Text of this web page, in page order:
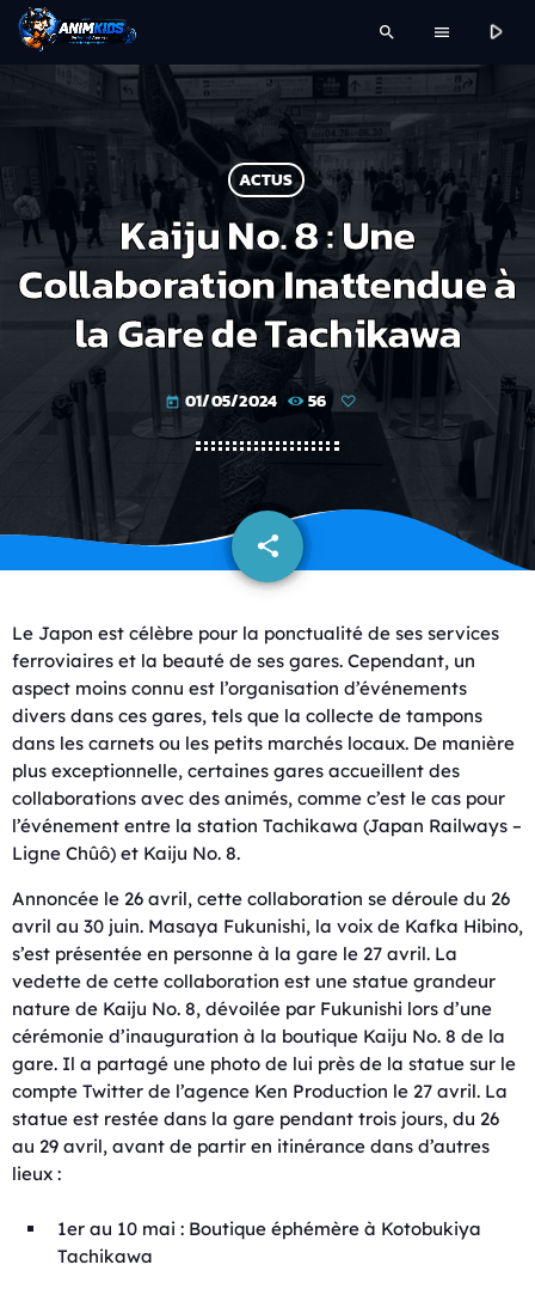
search menu play_arrow
ACTUS
Kaiju No. 8 : Une
Collaboration Inattendue à
la Gare de Tachikawa
today 01/05/2024 56
share
email
Le Japon est célèbre pour la ponctualité de ses services
ferroviaires et la beauté de ses gares. Cependant, un
aspect moins connu est l’organisation d’événements
divers dans ces gares, tels que la collecte de tampons
dans les carnets ou les petits marchés locaux. De manière
plus exceptionnelle, certaines gares accueillent des
collaborations avec des animés, comme c’est le cas pour
l’événement entre la station Tachikawa (Japan Railways –
Ligne Chûô) et Kaiju No. 8.
Annoncée le 26 avril, cette collaboration se déroule du 26
avril au 30 juin. Masaya Fukunishi, la voix de Kafka Hibino,
s’est présentée en personne à la gare le 27 avril. La
vedette de cette collaboration est une statue grandeur
nature de Kaiju No. 8, dévoilée par Fukunishi lors d’une
cérémonie d’inauguration à la boutique Kaiju No. 8 de la
gare. Il a partagé une photo de lui près de la statue sur le
compte Twitter de l’agence Ken Production le 27 avril. La
statue est restée dans la gare pendant trois jours, du 26
au 29 avril, avant de partir en itinérance dans d’autres
lieux :
1er au 10 mai : Boutique éphémère à Kotobukiya
Tachikawa